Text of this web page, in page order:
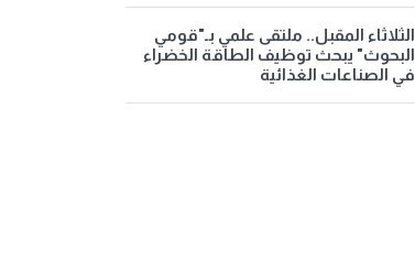
الثلاثاء المقبل.. ملتقى علمي بـ"قومي
البحوث" يبحث توظيف الطاقة الخضراء
في الصناعات الغذائية